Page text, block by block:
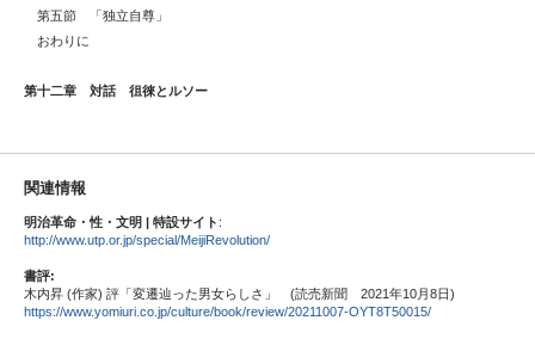
第五節 「独立自尊」
おわりに
第十二章 対話 徂徠とルソー
関連情報
明治革命・性・文明 | 特設サイト :
http://www.utp.or.jp/special/MeijiRevolution/
書評:
木内昇 (作家) 評「変遷辿った男女らしさ」 (読売新聞 2021年10月8日)
https://www.yomiuri.co.jp/culture/book/review/20211007-OYT8T50015/